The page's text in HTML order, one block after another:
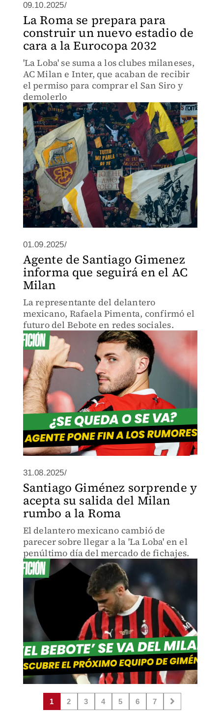
09.10.2025/
La Roma se prepara para
construir un nuevo estadio de
cara a la Eurocopa 2032
'La Loba' se suma a los clubes milaneses,
AC Milan e Inter, que acaban de recibir
el permiso para comprar el San Siro y
demolerlo
01.09.2025/
Agente de Santiago Gimenez
informa que seguirá en el AC
Milan
La representante del delantero
mexicano, Rafaela Pimenta, confirmó el
futuro del Bebote en redes sociales.
31.08.2025/
Santiago Giménez sorprende y
acepta su salida del Milan
rumbo a la Roma
El delantero mexicano cambió de
parecer sobre llegar a la 'La Loba' en el
penúltimo día del mercado de fichajes.
1 2 3 4 5 6 7